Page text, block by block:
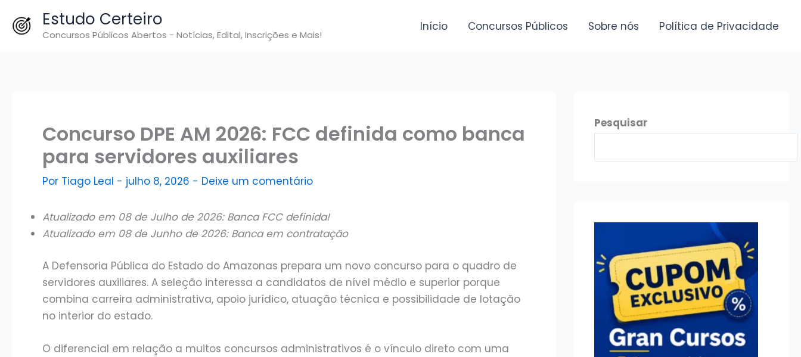
para
Estudo Certeiro
Concursos Públicos Abertos - Notícias, Edital, Inscrições e Mais!
Início Concursos Públicos Sobre nós Política de Privacidade
Concurso DPE AM 2026: FCC definida como banca
para servidores auxiliares
Por Tiago Leal - julho 8, 2026 - Deixe um comentário
Atualizado em 08 de Julho de 2026: Banca FCC definida!
Atualizado em 08 de Junho de 2026: Banca em contratação
A Defensoria Pública do Estado do Amazonas prepara um novo concurso para o quadro de
servidores auxiliares. A seleção interessa a candidatos de nível médio e superior porque
combina carreira administrativa, apoio jurídico, atuação técnica e possibilidade de lotação
no interior do estado.
O diferencial em relação a muitos concursos administrativos é o vínculo direto com uma
Pesquisar